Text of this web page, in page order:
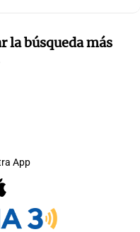
la búsqueda más
App